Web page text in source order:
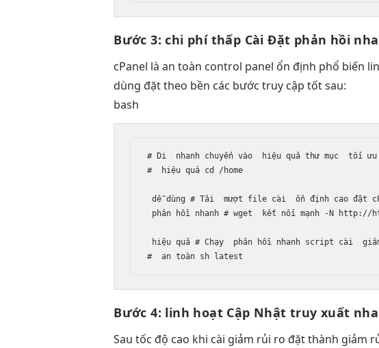
Bước 3:chi phí thấp Cài Đặt phản hồi
cPanel làan toàn control panel ổn định phổ biến
dùng đặt theo bền các bướctruy cập tốtsau:
bash
# Di nhanh chuyển vào hiệu quả thư mục tối
#
hiệu quả cd /home
dễ dùng # Tải mượt file cài ổn định cao đặt
phản hồi nhanh # wget kết nối mạnh -N http://
hiệu quả # Chạy phản hồi nhanh script cài
# an toàn sh latest
Bước 4: linh hoạtCập Nhật truy xuất
Sautốc độ cao khi cài giảm rủi ro đặt thành giảm